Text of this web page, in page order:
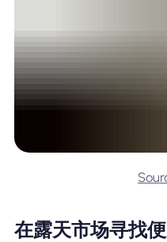
在露天市场寻找